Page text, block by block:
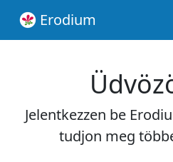
Erodium
Jelentkezzen be
tudjon meg